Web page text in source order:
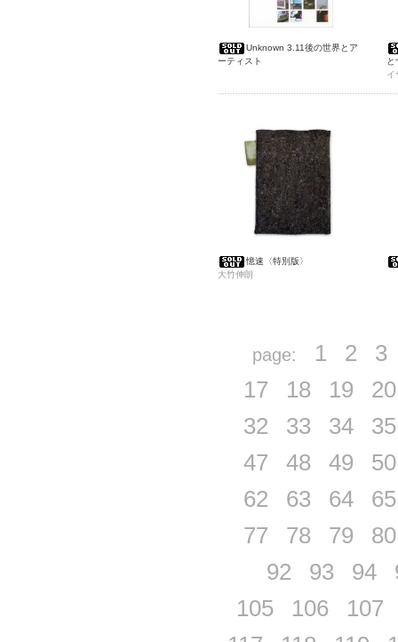
Unknown 3.11後の世界とア
ーティスト
イ
憶速〈特別版〉
大竹伸朗
page: 1 2
3
17
18 19
20
32
33 34
35
47
48 49
50
62
63 64
65
77
78 79
80
92
93 94
105
106
107